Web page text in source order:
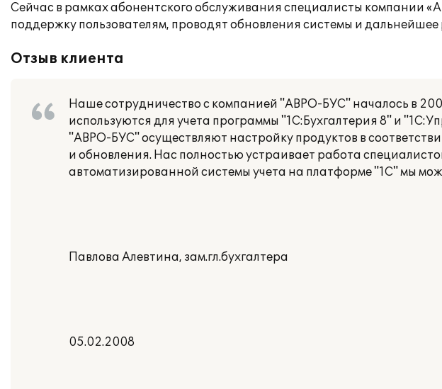
Сейчас в рамках абонентского обслуживания специалисты компании
поддержку пользователям, проводят обновления системы и дальнейшее
Отзыв клиента
Наше сотрудничество с компанией "АВРО-БУС" началось в
используются для учета программы "1С:Бухгалтерия 8" и
"АВРО-БУС" осуществляют настройку продуктов в
и обновления. Нас полностью устраивает работа
автоматизированной системы учета на платформе "1С" мы
Павлова Алевтина, зам.гл.бухгалтера
05.02.2008